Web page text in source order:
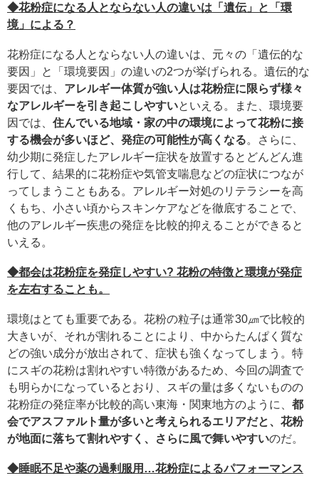
◆花粉症になる人とならない人の違いは「遺伝」と「環
境」による？
花粉症になる人とならない人の違いは、元々の「遺伝的な
要因」と「環境要因」の違いの2つが挙げられる。遺伝的な
要因では、 アレルギー体質が強い人は花粉症に限らず様々
なアレルギーを引き起こしやすいといえる。また、環境要
因では、 住んでいる地域・家の中の環境によって花粉に接
する機会が多いほど、発症の可能性が高くなる。さらに、
幼少期に発症したアレルギー症状を放置するとどんどん進
行して、結果的に花粉症や気管支喘息などの症状につなが
ってしまうこともある。アレルギー対処のリテラシーを高
くもち、小さい頃からスキンケアなどを徹底することで、
他のアレルギー疾患の発症を比較的抑えることができると
いえる。
◆都会は花粉症を発症しやすい? 花粉の特徴と環境が発症
を左右することも。
環境はとても重要である。花粉の粒子は通常30㎛で比較的
大きいが、それが割れることにより、中からたんぱく質な
どの強い成分が放出されて、症状も強くなってしまう。特
にスギの花粉は割れやすい特徴があるため、今回の調査で
も明らかになっているとおり、スギの量は多くないものの
花粉症の発症率が比較的高い東海・関東地方のように、 都
会でアスファルト量が多いと考えられるエリアだと、花粉
が地面に落ちて割れやすく、さらに風で舞いやすいのだ。
◆睡眠不足や薬の過剰服用…花粉症によるパフォーマンス